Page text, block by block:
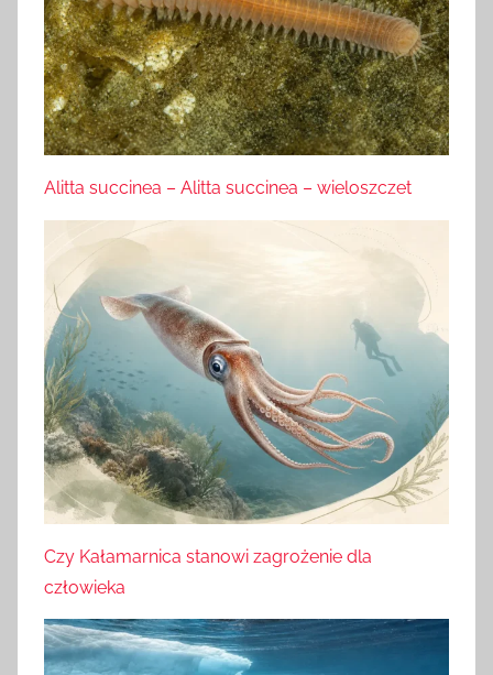
Alitta succinea – Alitta succinea – wieloszczet
Czy Kałamarnica stanowi zagrożenie dla
człowieka